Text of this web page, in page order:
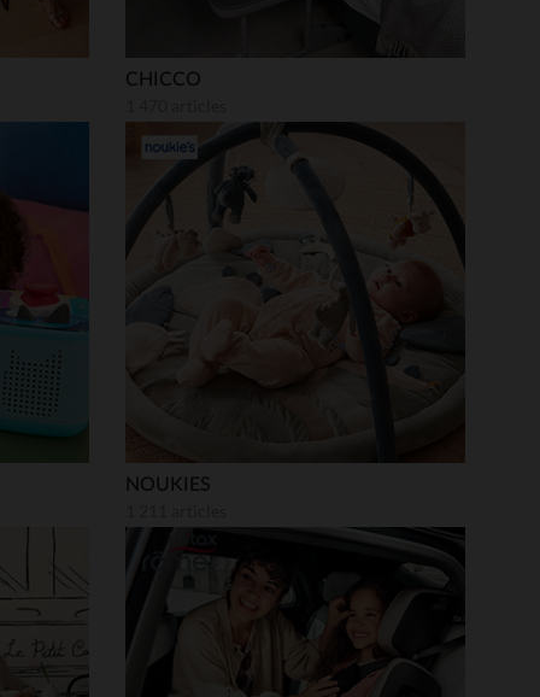
de confidentialité, en garantissant la conformité avec
CHICCO
NOUKIES